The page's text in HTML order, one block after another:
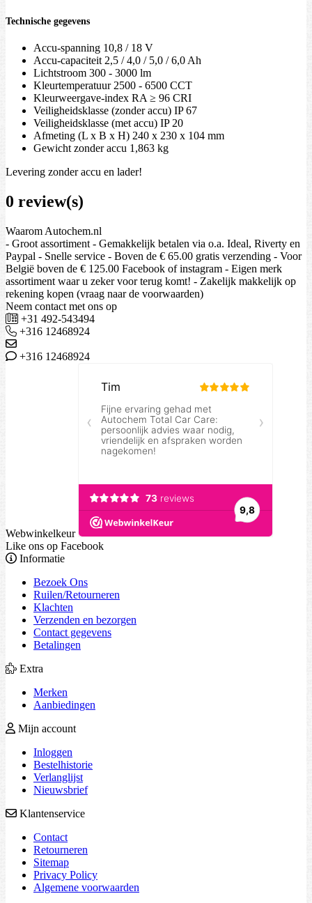
Technische gegevens
Accu-spanning 10,8 / 18 V
Accu-capaciteit 2,5 / 4,0 / 5,0 / 6,0 Ah
Lichtstroom 300 - 3000 lm
Kleurtemperatuur 2500 - 6500 CCT
Kleurweergave-index RA ≥ 96 CRI
Veiligheidsklasse (zonder accu) IP 67
Veiligheidsklasse (met accu) IP 20
Afmeting (L x B x H) 240 x 230 x 104 mm
Gewicht zonder accu 1,863 kg
Levering zonder accu en lader!
0 review(s)
Waarom Autochem.nl
- Groot assortiment - Gemakkelijk betalen via o.a. Ideal, Riverty en
Paypal - Snelle service - Boven de € 65.00 gratis verzending - Voor
België boven de € 125.00 Facebook of instagram - Eigen merk
assortiment waar u zeker voor terug komt! - Zakelijk makkelijk op
rekening kopen (vraag naar de voorwaarden)
Neem contact met ons op
+31 492-543494
+316 12468924
+316 12468924
Webwinkelkeur
Like ons op Facebook
Informatie
Bezoek Ons
Ruilen/Retourneren
Klachten
Verzenden en bezorgen
Contact gegevens
Betalingen
Extra
Merken
Aanbiedingen
Mijn account
Inloggen
Bestelhistorie
Verlanglijst
Nieuwsbrief
Klantenservice
Contact
Retourneren
Sitemap
Privacy Policy
Algemene voorwaarden